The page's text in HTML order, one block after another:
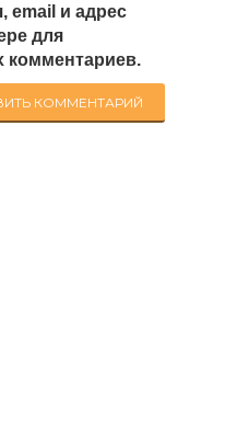
email и адрес
для